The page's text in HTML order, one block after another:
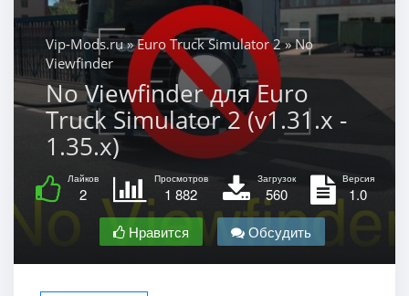
Vip-Mods.ru»Euro Truck Simulator 2» No
Viewfinder
No Viewfinder для Euro
Truck Simulator 2 (v1.31.x -
1.35.x)
Лайков
2
Просмотров
1 882
Загрузок
560
Версия
1.0
Нравится
Обсудить